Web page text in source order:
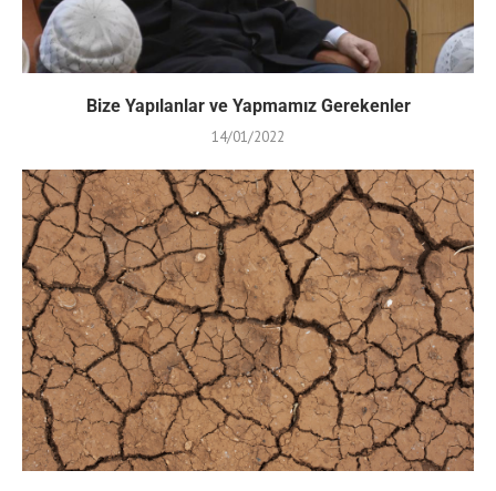
Bize Yapılanlar ve Yapmamız Gerekenler
14/01/2022